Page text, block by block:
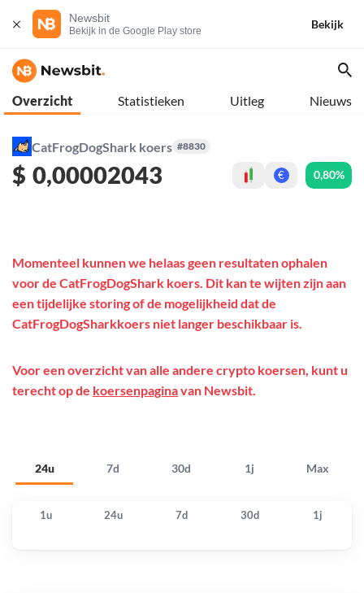
Newsbit
Bekijk in de Google Play store
Bekijk
Overzicht Statistieken Uitleg Nieuws
CatFrogDogShark koers #8830
$ 0,00002043 € 0,80%
24u 7d 30d 1j Max
Momenteel kunnen we helaas geen resultaten ophalen
voor de CatFrogDogShark koers. Dit kan te wijten zijn aan
een tijdelijke storing of de mogelijkheid dat de
CatFrogDogSharkkoers niet langer beschikbaar is.
Voor een overzicht van alle andere crypto koersen, kunt u
terecht op de koersenpaginavan Newsbit.
1u 24u 7d 30d 1j